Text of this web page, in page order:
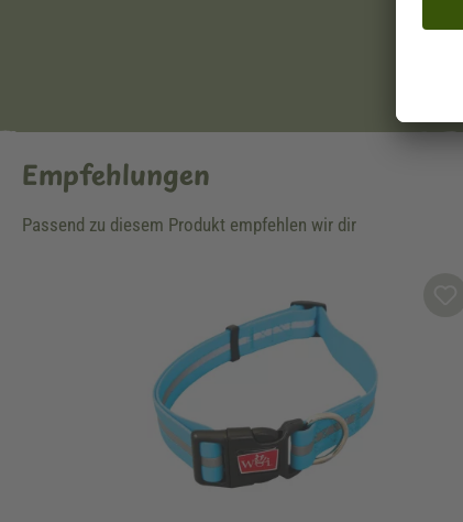
Empfehlungen
Passend zu diesem Produkt empfehlen wir dir